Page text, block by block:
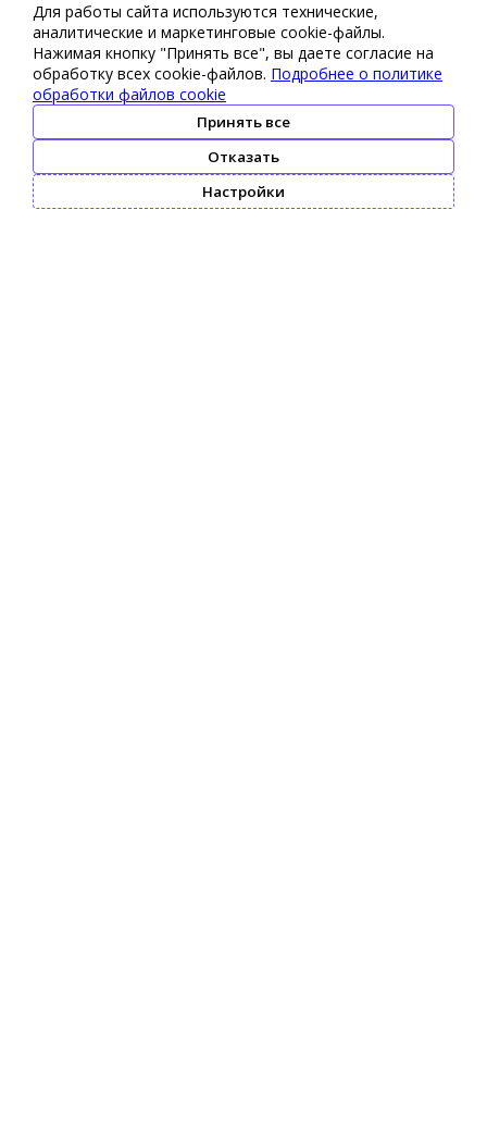
Для работы сайта используются технические,
аналитические и маркетинговые сооkіе-файлы.
Нажимая кнопку "Принять все", вы даете согласие на
обработку всех cookie-файлов. Подробнее о политике
обработки файлов cookie
Принять все
Отказать
Настройки